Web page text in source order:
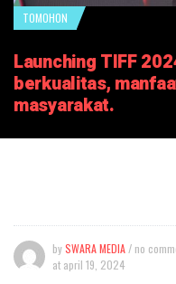
TOMOHON
Launching TIFF
berkualitas,
masyarakat.
bySWARA MEDIA / no
at april 19, 2024